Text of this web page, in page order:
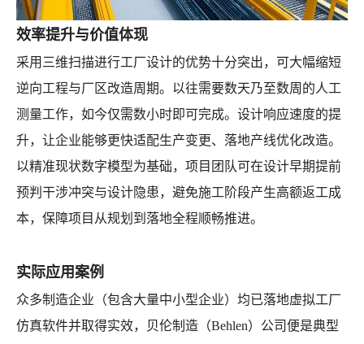
效率提升与价值体现
采用三维扫描进行工厂设计的优势十分突出，可大幅缩短
逆向工程与厂区改造周期。以往需要数天乃至数周的人工
测量工作，如今仅需数小时即可完成。设计响应速度的提
升，让企业能够更快适配生产变更、落地产线优化改造。
以精准现状数字模型为基础，项目团队可在设计早期提前
预判干涉冲突与设计隐患，避免施工阶段产生高额返工成
本，保障项目从规划到落地全程顺畅推进。
实际应用案例
众多制造企业（包含大量中小型企业）均已落地虚拟工厂
仿真软件并取得实效，贝伦制造（Behlen）公司便是典型